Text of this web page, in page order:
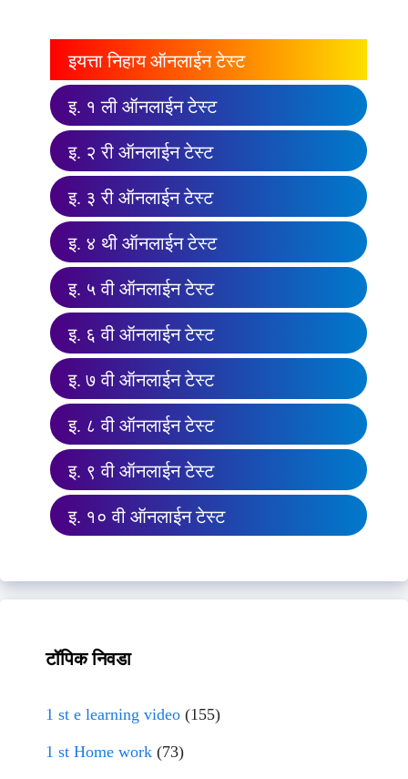
इयत्ता निहाय ऑनलाईन टेस्ट
इ. १ ली ऑनलाईन टेस्ट
इ. २ री ऑनलाईन टेस्ट
इ. ३ री ऑनलाईन टेस्ट
इ. ४ थी ऑनलाईन टेस्ट
इ. ५ वी ऑनलाईन टेस्ट
इ. ६ वी ऑनलाईन टेस्ट
इ. ७ वी ऑनलाईन टेस्ट
इ. ८ वी ऑनलाईन टेस्ट
इ. ९ वी ऑनलाईन टेस्ट
इ. १० वी ऑनलाईन टेस्ट
टॉपिक निवडा
1 st e learning video (155)
1 st Home work (73)